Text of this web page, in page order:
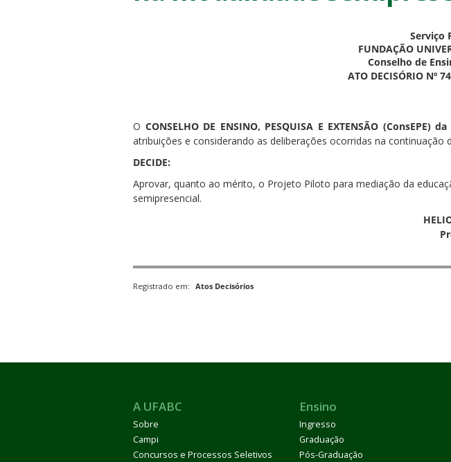
Serviço
FUNDAÇÃO
Conselho de
ATO DECISÓRIO Nº
O CONSELHO DE ENSINO, PESQUISA E EXTENSÃO (ConsEPE)
atribuições e considerando as deliberações ocorridas na
DECIDE:
Aprovar, quanto ao mérito, o Projeto Piloto para mediação da
semipresencial.
Registrado em: Atos Decisórios
A UFABC
Sobre
Campi
Concursos e Processos Seletivos
Ensino
Ingresso
Graduação
Pós-Graduação